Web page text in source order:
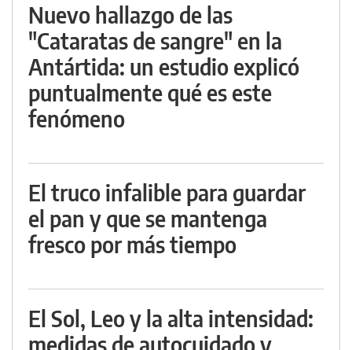
Nuevo hallazgo de las
"Cataratas de sangre" en la
Antártida: un estudio explicó
puntualmente qué es este
fenómeno
El truco infalible para guardar
el pan y que se mantenga
fresco por más tiempo
El Sol, Leo y la alta intensidad:
medidas de autocuidado y